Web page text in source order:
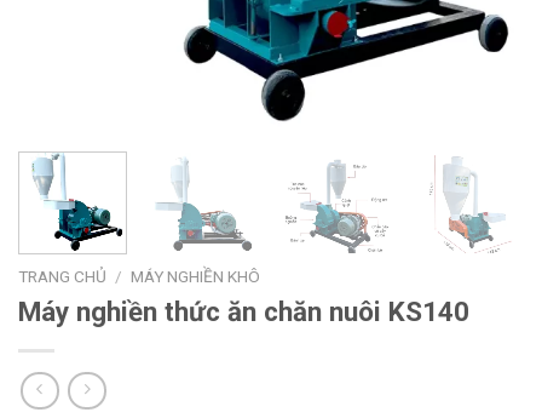
TRANG CHỦ / MÁY NGHIỀN KHÔ
Máy nghiền thức ăn chăn nuôi KS140